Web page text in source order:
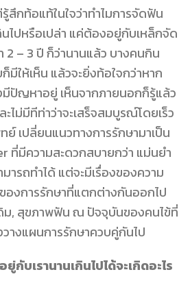
กท้อแท้ในใจว่าทำไมการจัดฟัน
นไปหรือเปล่า แค่ต้องอยู่กับเหล็กจัด
2 – 3 ปี ก็ว่านานแล้ว บางคนกิน
มีให้เห็น แล้วจะยิ่งท้อใจกว่าหาก
ปัญหาอยู่ เห็นจากภายนอกก็รู้แล้ว
ะไม่มีทีท่าว่าจะเสร็จสมบูรณ์โดยเร็ว
เปลี่ยนแนวทางการรักษามาเป็น
ที่มีความสะดวกสบายกว่า แม่นยำ
มารถทำได้ แต่จะมีเรื่องของความ
ของการรักษาที่แตกต่างกันออกไป
, สุขภาพฟัน ณ ปัจจุบันของคนไข้ที่
งแผนการรักษาควบคู่กันไป
กับเรานานเกินไปได้จะเกิดอะไร